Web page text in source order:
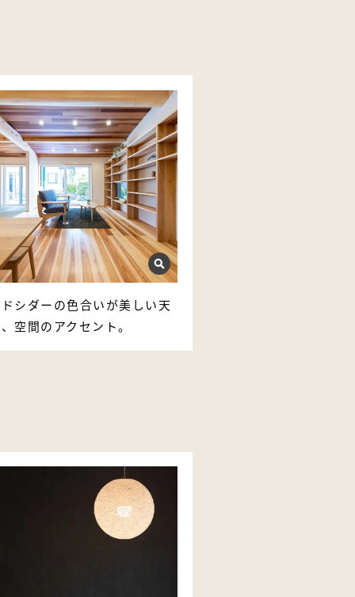
シダーの色合いが美しい天
空間のアクセント。